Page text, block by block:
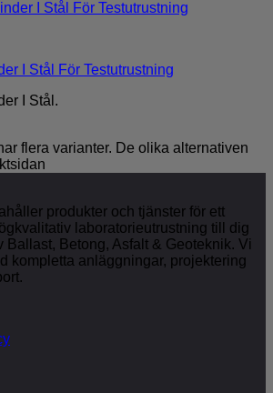
I Stål För Testutrustning
I Stål.
flera varianter. De olika alternativen
produkter och tjänster för ett
laboratorieutrustning till dig
Ballast, Betong, Asfalt & Geoteknik. Vi
kompletta anläggningar, projektering